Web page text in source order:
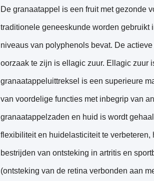
De granaatappel is een fruit met gezonde
traditionele geneeskunde worden gebruikt
niveaus van polyphenols bevat. De
oorzaak te zijn is ellagic zuur. Ellagic zuur
granaatappeluittreksel is een superieure
van voordelige functies met inbegrip van
granaatappelzaden en huid is wordt
flexibiliteit en huidelasticiteit te
bestrijden van ontsteking in artritis en
(ontsteking van de retina verbonden aan